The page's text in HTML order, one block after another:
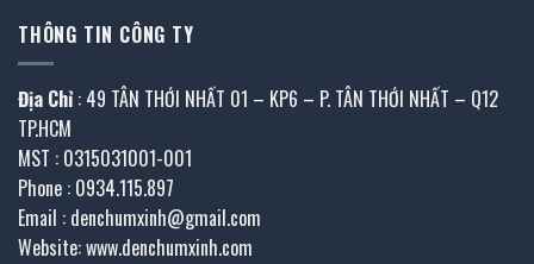
THÔNG TIN CÔNG TY
Địa Chỉ : 49 TÂN THỚI NHẤT 01 – KP6 – P. TÂN THỚI NHẤT – Q12
TP.HCM
MST : 0315031001-001
Phone : 0934.115.897
Email : denchumxinh@gmail.com
Website: www.denchumxinh.com